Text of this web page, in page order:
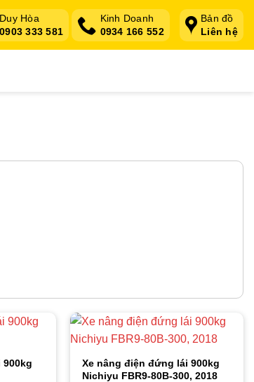
Duy Hòa
0903 333 581
Kinh Doanh
0934 166 552
Bản đồ
Liên hệ
Xe nâng điện đứng lái 900kg
Nichiyu FBR9-80B-300, 2018